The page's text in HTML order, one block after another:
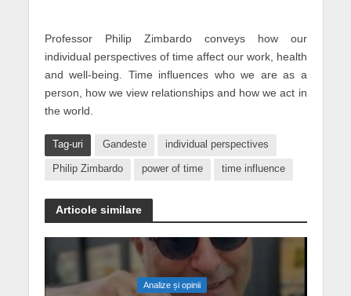
Professor Philip Zimbardo conveys how our
individual perspectives of time affect our work, health
and well-being. Time influences who we are as a
person, how we view relationships and how we act in
the world.
Tag-uri Gandeste individual perspectives
Philip Zimbardo power of time time influence
Articole similare
Analize și opinii